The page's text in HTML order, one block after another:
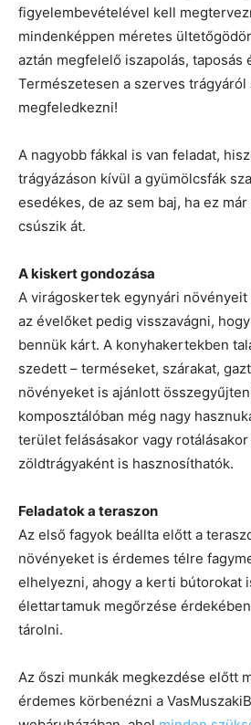
figyelembevételével kell
mindenképpen méretes
aztán megfelelő iszapolás, taposás
Természetesen a szerves trágyáról
megfeledkezni!
A nagyobb fákkal is van feladat,
trágyázáson kívül a gyümölcsfák
esedékes, de az sem baj, ha ez
csúszik át.
A kiskert gondozása
A virágoskertek egynyári
az évelőket pedig visszavágni,
bennük kárt. A konyhakertekben
szedett – terméseket, szárakat,
növényeket is ajánlott
komposztálóban még nagy
terület felásásakor vagy
zöldtrágyaként is hasznosíthatók.
Feladatok a teraszon
Az első fagyok beállta előtt a
növényeket is érdemes télre
elhelyezni, ahogy a kerti bútorokat
élettartamuk megőrzése
tárolni.
Az őszi munkák megkezdése előtt
érdemes körbenézni a